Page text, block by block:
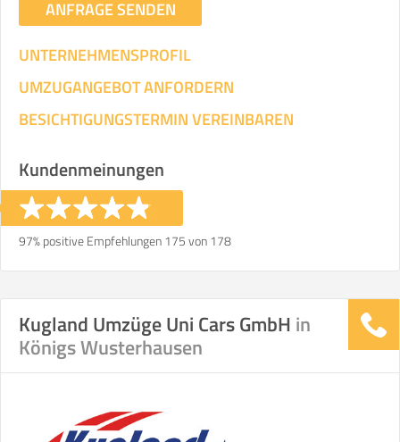
ANFRAGE SENDEN
UNTERNEHMENSPROFIL
UMZUGANGEBOT ANFORDERN
BESICHTIGUNGSTERMIN VEREINBAREN
Kundenmeinungen
97% positive Empfehlungen 175 von 178
Kugland Umzüge Uni Cars GmbH in
Königs Wusterhausen